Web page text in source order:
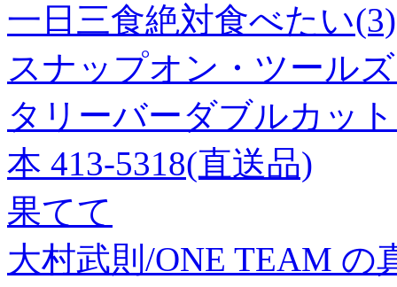
一日三食絶対食べたい(3)
スナップオン・ツール
タリーバーダブルカッ
本 413-5318(直送品)
果てて
大村武則/ONE TEAM の